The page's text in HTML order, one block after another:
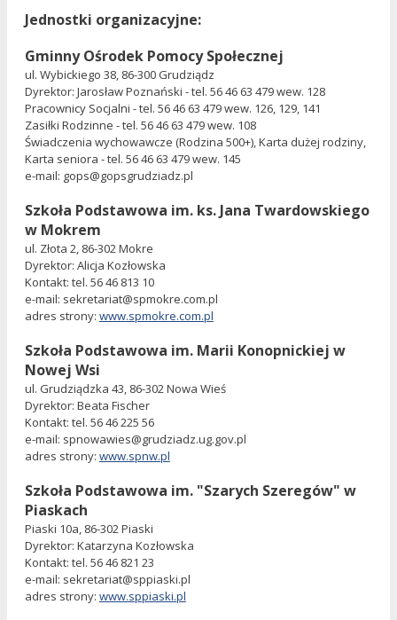
Jednostki organizacyjne:
Gminny Ośrodek Pomocy Społecznej
ul. Wybickiego 38, 86-300 Grudziądz
Dyrektor: Jarosław Poznański - tel. 56 46 63 479 wew. 128
Pracownicy Socjalni - tel. 56 46 63 479 wew. 126, 129, 141
Zasiłki Rodzinne - tel. 56 46 63 479 wew. 108
Świadczenia wychowawcze (Rodzina 500+), Karta dużej rodziny,
Karta seniora - tel. 56 46 63 479 wew. 145
e-mail: gops@gopsgrudziadz.pl
Szkoła Podstawowa im. ks. Jana Twardowskiego
w Mokrem
ul. Złota 2, 86-302 Mokre
Dyrektor: Alicja Kozłowska
Kontakt: tel. 56 46 813 10
e-mail: sekretariat@spmokre.com.pl
adres strony: www.spmokre.com.pl
Szkoła Podstawowa im. Marii Konopnickiej w
Nowej Wsi
ul. Grudziądzka 43, 86-302 Nowa Wieś
Dyrektor: Beata Fischer
Kontakt: tel. 56 46 225 56
e-mail: spnowawies@grudziadz.ug.gov.pl
adres strony: www.spnw.pl
Szkoła Podstawowa im. "Szarych Szeregów" w
Piaskach
Piaski 10a, 86-302 Piaski
Dyrektor: Katarzyna Kozłowska
Kontakt: tel. 56 46 821 23
e-mail: sekretariat@sppiaski.pl
adres strony: www.sppiaski.pl